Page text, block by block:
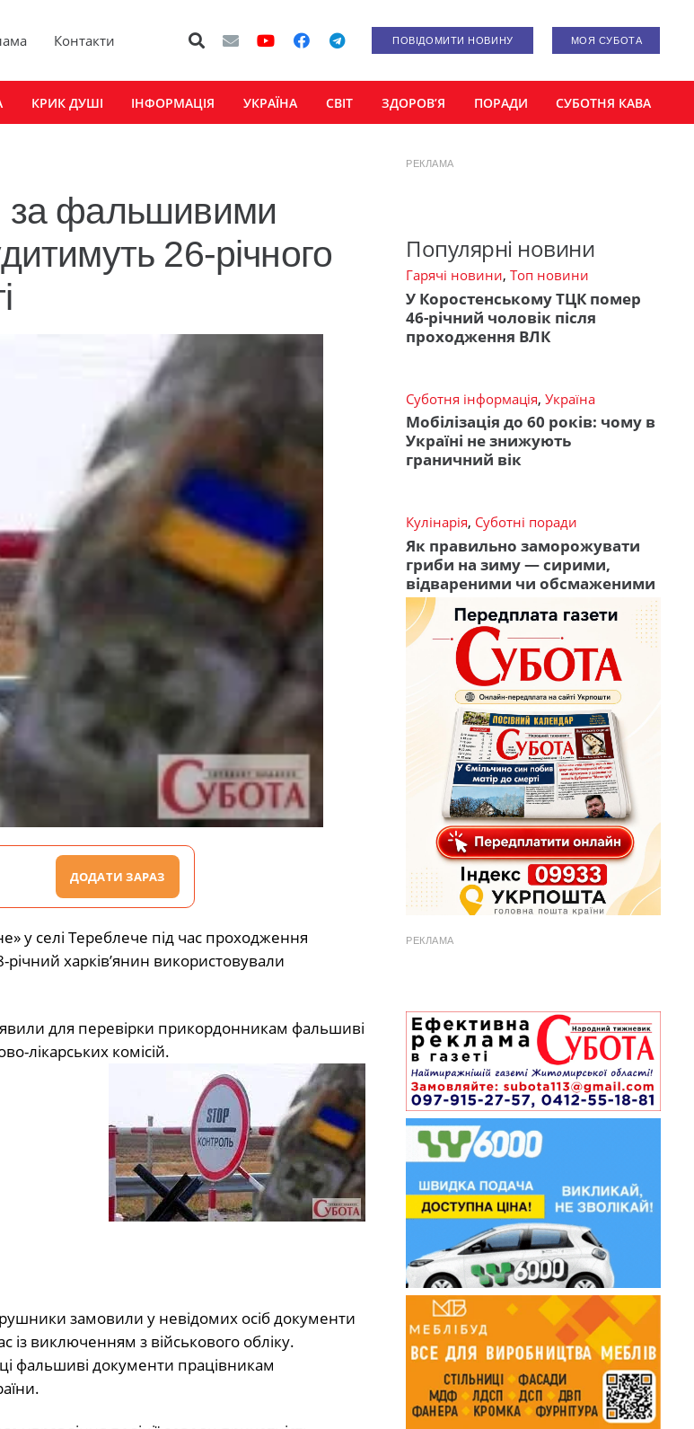
Контакти ПОВІДОМИТИ НОВИНУ МОЯ СУБОТА
КРИК ДУШІ ІНФОРМАЦІЯ УКРАЇНА СВІТ ЗДОРОВ’Я ПОРАДИ СУБОТНЯ КАВА
за фальшивими
26-річного
ДОДАТИ ЗАРАЗ
у селі Тереблече під час проходження
харків’янин використовували
для перевірки прикордонникам фальшиві
лікарських комісій.
замовили у невідомих осіб документи
із виключенням з військового обліку.
фальшиві документи працівникам
РЕКЛАМА
Популярні новини
Гарячі новини, Топ новини
У Коростенському ТЦК помер
46-річний чоловік після
проходження ВЛК
Суботня інформація, Україна
Мобілізація до 60 років: чому в
Україні не знижують
граничний вік
Кулінарія, Суботні поради
Як правильно заморожувати
гриби на зиму — сирими,
відвареними чи обсмаженими
РЕКЛАМА